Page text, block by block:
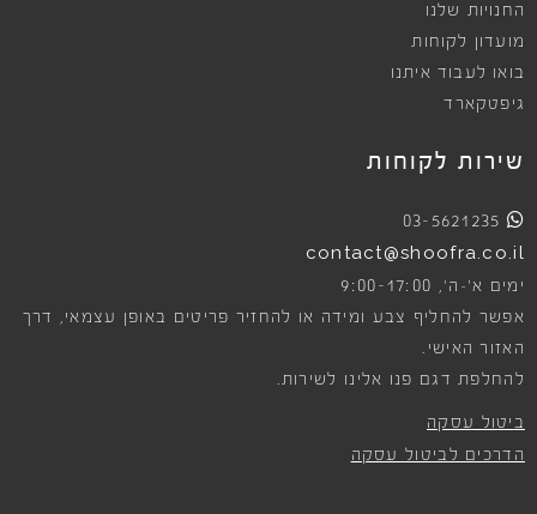
החנויות שלנו
מועדון לקוחות
בואו לעבוד איתנו
גיפטקארד
שירות לקוחות
03-5621235
contact@shoofra.co.il
ימים א׳-ה׳, 9:00-17:00
אפשר להחליף צבע ומידה או להחזיר פריטים באופן עצמאי, דרך
האזור האישי.
להחלפת דגם פנו אלינו לשירות.
ביטול עסקה
הדרכים לביטול עסקה